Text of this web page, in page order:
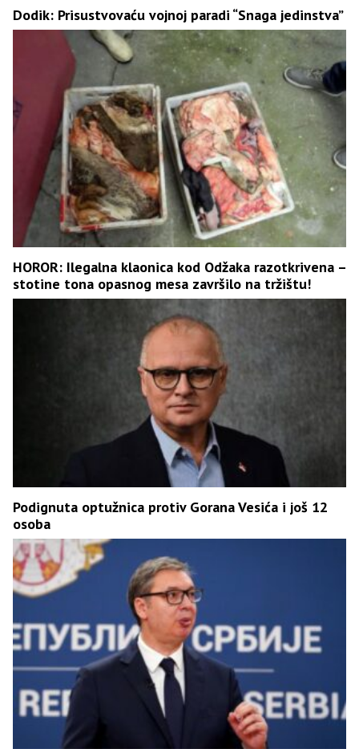
Dodik: Prisustvovaću vojnoj paradi “Snaga jedinstva”
HOROR: Ilegalna klaonica kod Odžaka razotkrivena –
stotine tona opasnog mesa završilo na tržištu!
Podignuta optužnica protiv Gorana Vesića i još 12
osoba